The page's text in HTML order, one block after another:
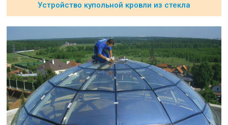
Устройство купольной кровли из стекла